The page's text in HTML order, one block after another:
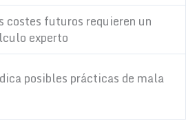
costes futuros requieren un
experto
posibles prácticas de mala